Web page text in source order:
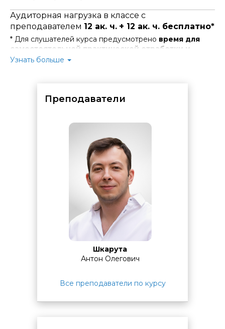
Аудиторная нагрузка в классе с
преподавателем 12 ак. ч. + 12 ак. ч. бесплатно*
* Для слушателей курса предусмотрено время для
самостоятельной практической отработки и
проработки материала
специалистами.
Время предоставляется
с 10:00 до 17:10:
с 9:00 до 10:00.
с 14:00 до 17:10:
с 13:15 до 14:00.
с 18:30 до 21:30:
с 17:10 до 17:55.
По завершении обучения проводится
Она может проходить в виде теста на
последнем занятии или основываться на результатах
выполнения практических заданий в ходе курса.
Узнать больше
Преподаватели
Шкарута
Антон Олегович
Все преподаватели по курсу